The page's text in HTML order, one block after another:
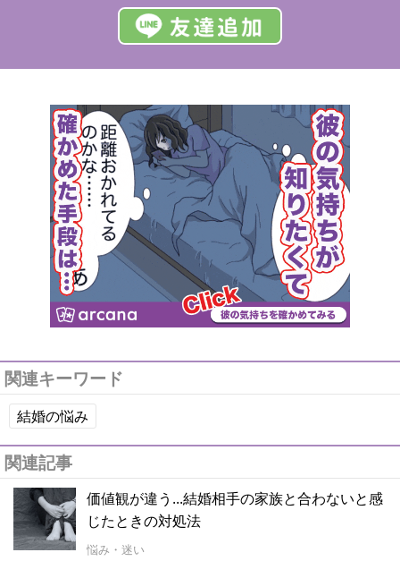
関連キーワード
結婚の悩み
関連記事
価値観が違う...結婚相手の家族と合わないと感
じたときの対処法
悩み・迷い